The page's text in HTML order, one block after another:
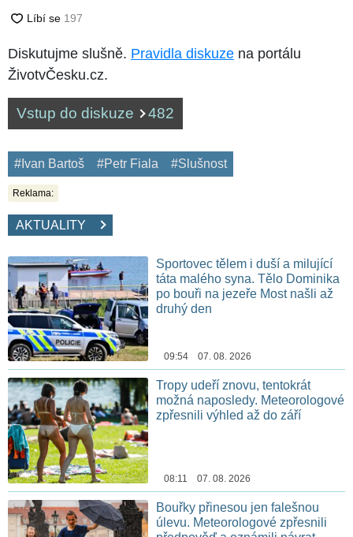
Diskutujme slušně. Pravidla diskuze na portálu
ŽivotvČesku.cz.
Vstup do diskuze 482
#Ivan Bartoš #Petr Fiala #Slušnost
Reklama:
AKTUALITY
Sportovec tělem i duší a milující
táta malého syna. Tělo Dominika
po bouři na jezeře Most našli až
druhý den
09:54 07. 08. 2026
Tropy udeří znovu, tentokrát
možná naposledy. Meteorologové
zpřesnili výhled až do září
08:11 07. 08. 2026
Bouřky přinesou jen falešnou
úlevu. Meteorologové zpřesnili